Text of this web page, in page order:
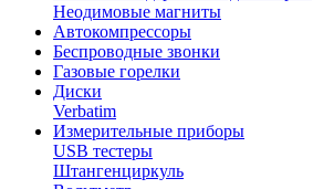
Неодимовые магниты
Автокомпрессоры
Беспроводные звонки
Газовые горелки
Диски
Verbatim
Измерительные приборы
USB тестеры
Штангенциркуль